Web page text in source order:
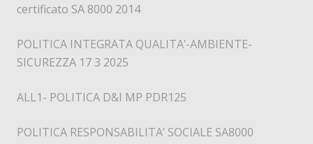
certificato SA 8000 2014
POLITICA INTEGRATA QUALITA’-AMBIENTE-
SICUREZZA 17 3 2025
ALL1- POLITICA D&I MP PDR125
POLITICA RESPONSABILITA’ SOCIALE SA8000